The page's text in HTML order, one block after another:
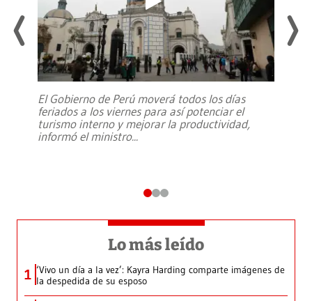
El Gobierno de Perú moverá todos los días
feriados a los viernes para así potenciar el
turismo interno y mejorar la productividad,
informó el ministro...
Lo más leído
1 ‘Vivo un día a la vez’: Kayra Harding comparte imágenes de
la despedida de su esposo